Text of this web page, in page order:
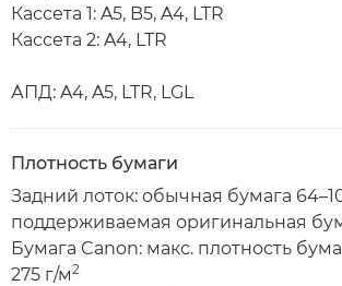
Кассета 1: A5, B5, A4, LTR
Кассета 2: A4, LTR
АПД: A4, A5, LTR, LGL
Плотность бумаги
Задний лоток: обычная бумага
поддерживаемая оригинальная
Бумага Canon: макс. плотность
275 г/м2